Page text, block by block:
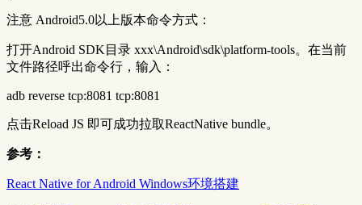
注意 Android5.0以上版本命令方式：
打开Android SDK目录 xxx\Android\sdk\platform-tools。在当前
文件路径呼出命令行，输入：
adb reverse tcp:8081 tcp:8081
点击Reload JS 即可成功拉取ReactNative bundle。
参考：
React Native for Android Windows环境搭建